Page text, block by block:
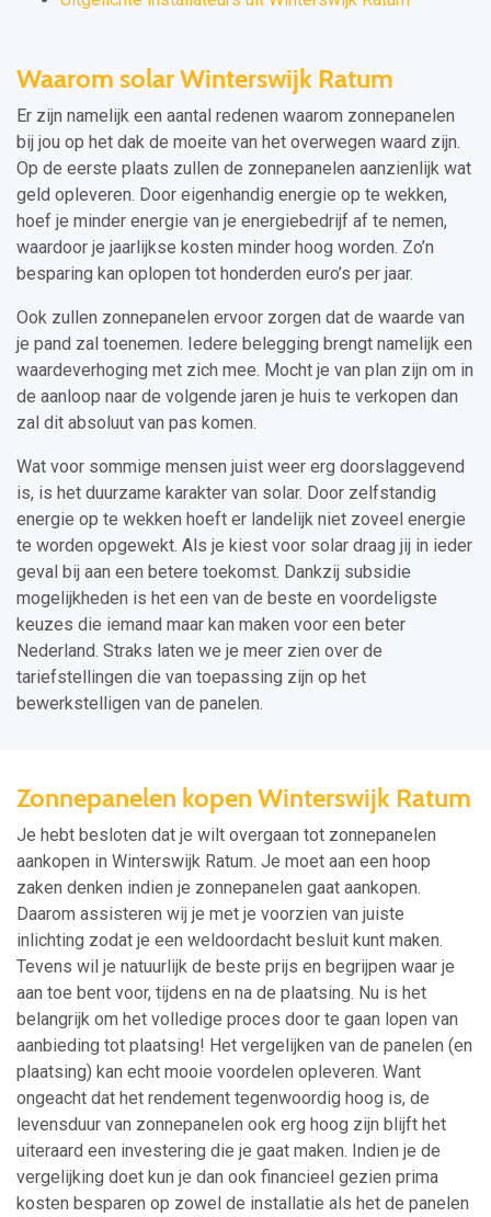
Waarom solar Winterswijk Ratum
Er zijn namelijk een aantal redenen waarom zonnepanelen
bij jou op het dak de moeite van het overwegen waard zijn.
Op de eerste plaats zullen de zonnepanelen aanzienlijk wat
geld opleveren. Door eigenhandig energie op te wekken,
hoef je minder energie van je energiebedrijf af te nemen,
waardoor je jaarlijkse kosten minder hoog worden. Zo’n
besparing kan oplopen tot honderden euro’s per jaar.
Ook zullen zonnepanelen ervoor zorgen dat de waarde van
je pand zal toenemen. Iedere belegging brengt namelijk een
waardeverhoging met zich mee. Mocht je van plan zijn om in
de aanloop naar de volgende jaren je huis te verkopen dan
zal dit absoluut van pas komen.
Wat voor sommige mensen juist weer erg doorslaggevend
is, is het duurzame karakter van solar. Door zelfstandig
energie op te wekken hoeft er landelijk niet zoveel energie
te worden opgewekt. Als je kiest voor solar draag jij in ieder
geval bij aan een betere toekomst. Dankzij subsidie
mogelijkheden is het een van de beste en voordeligste
keuzes die iemand maar kan maken voor een beter
Nederland. Straks laten we je meer zien over de
tariefstellingen die van toepassing zijn op het
bewerkstelligen van de panelen.
Zonnepanelen kopen Winterswijk Ratum
Je hebt besloten dat je wilt overgaan tot zonnepanelen
aankopen in Winterswijk Ratum. Je moet aan een hoop
zaken denken indien je zonnepanelen gaat aankopen.
Daarom assisteren wij je met je voorzien van juiste
inlichting zodat je een weldoordacht besluit kunt maken.
Tevens wil je natuurlijk de beste prijs en begrijpen waar je
aan toe bent voor, tijdens en na de plaatsing. Nu is het
belangrijk om het volledige proces door te gaan lopen van
aanbieding tot plaatsing! Het vergelijken van de panelen (en
plaatsing) kan echt mooie voordelen opleveren. Want
ongeacht dat het rendement tegenwoordig hoog is, de
levensduur van zonnepanelen ook erg hoog zijn blijft het
uiteraard een investering die je gaat maken. Indien je de
vergelijking doet kun je dan ook financieel gezien prima
kosten besparen op zowel de installatie als het de panelen